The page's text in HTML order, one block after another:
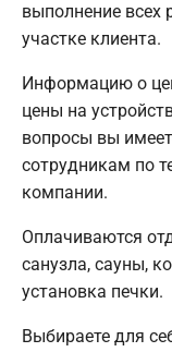
выполнение всех
участке клиента.
Информацию о
цены на
вопросы вы
сотрудникам по
компании.
Оплачиваются
санузла, сауны,
установка печки.
Выбираете для